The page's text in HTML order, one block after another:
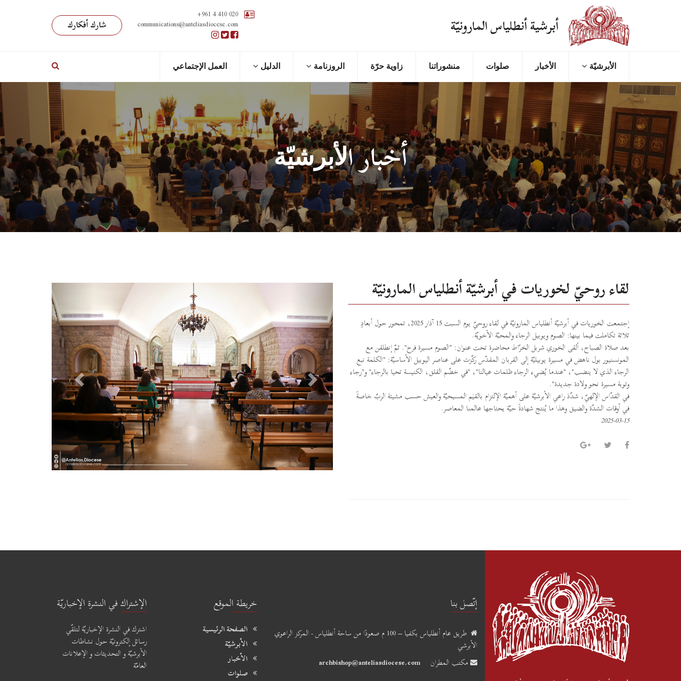
أبرشية أنطلياس المارونيّة +961 4 410 020
communications@anteliasdiocese.com شارك أفكارك
اﻷﺑﺮﺷﻴّﺔ الأخبار صلوات منشوراتنا زاوية حرّة الروزنامة اﻟﺪﻟﻴﻞ العمل الإجتماعي
أخبار اﻷﺑﺮﺷﻴّﺔ
لقاء روحيّ لخوريات في أبرشيّة أنطلياس المارونيّة
إجتمعت الخوريات في أبرشيّة أنطلياس المارونيّة في لقاء روحيّ يوم السبت 15 آذار 2025، تمحور حول أبعادٍ
ثلاثة تكاملت فيما بينها: الصوم ويوبيل الرجاء والمحبّة الأخويّة.
بعدصلاة الصباح، ألقى الخوري شربل الخرّاط محاضرة تحت عنوان: "الصوم مسيرة فرح". ثمّ إنطلقن مع
المونسنيور بول ناهض في مسيرة يوبيليّة إلى القربان المقدّس ركّزت على عناصر اليوبيل الأساسيّة: "الكلمة نبع
الرجاء الذي لا ينضب"، "عندما يُضيء الرجاء ظلمات عيالنا"، "في خضّم القلق، الكنيسة تحيا بالرجاء" و"رجاء
وتوبة مسيرة نحو ولادة جديدة".
في القدّاس الإلهيّ، شدّدَ راعي الأبرشيّة على أهميّة الإلتزام بالقيَم المسيحيّة والعيش حسب مشيئة الربّ خاصةً
في أوقات الشدّة والضيق وهذا ما يُنتج شهادةً حيّة يحتاجها عالمنا المعاصر.
2025-03-15
P
e
v
i
o
u
s
N
x
t
إتّصل بنا
طريق عام أنطلياس بكفيا – 100 م صعودًا من ساحة أنطلياس - المركز الراعوي
الأبرشي
مكتب المطران
archbishop@anteliasdiocese.com
خريطة الموقع
الصفحة الرئيسية
الأبرشيّة
الأخبار
صلوات
الإشتراك في النشرة الإخباريّة
اشترك في النشرة الإخباريّة لتلقّي
رسائل إلكترونيّة حول نشاطات
الأبرشيّة و التحديثات و الإعلانات
العامّة